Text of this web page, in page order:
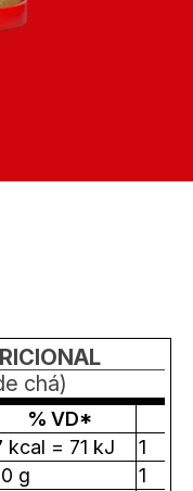
chá)
% VD*
kcal = 71 kJ
1
g
1